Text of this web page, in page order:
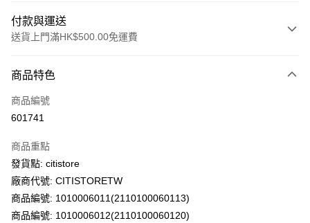
付款與運送
送貨上門滿HK$500.00免運費
信用卡
AlipayHK
WeChat Pay
送貨方式
送貨上門 (不支援順豐自取點及智能櫃)
商品特色
商品編號
601741
商品重點
發貨點: citistore
廠商代號: CITISTORETW
商品編號: 1010006011(2110100060113)
商品編號: 1010006012(2110100060120)